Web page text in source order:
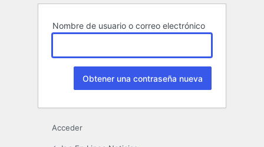
Nombre de usuario o correo electrónico
Acceder